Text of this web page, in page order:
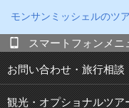
モンサンミッシェルのツ
スマートフォンメニ
お問い合わせ・旅行相談
観光・オプショナルツア